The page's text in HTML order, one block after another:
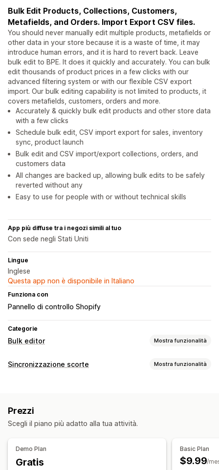
Bulk Edit Products, Collections, Customers,
Metafields, and Orders. Import Export CSV files.
You should never manually edit multiple products, metafields or
other data in your store because it is a waste of time, it may
introduce human errors, and it is hard to revert back. Leave
bulk edit to BPE. It does it quickly and accurately. You can bulk
edit thousands of product prices in a few clicks with our
advanced filtering system or with our flexible CSV export
import. Our bulk editing capability is not limited to products, it
covers metafields, customers, orders and more.
Accurately & quickly bulk edit products and other store data
with a few clicks
Schedule bulk edit, CSV import export for sales, inventory
sync, product launch
Bulk edit and CSV import/export collections, orders, and
customers data
All changes are backed up, allowing bulk edits to be safely
reverted without any
Easy to use for people with or without technical skills
App più diffuse tra i negozi simili al tuo
Con sede negli Stati Uniti
Lingue
Inglese
Questa app non è disponibile in Italiano
Funziona con
Pannello di controllo Shopify
Categorie
Bulk editor Mostra funzionalità
Risorse modificabili
Azioni
Importazione ed esportazione di CSV
Migrazione dei dati
Sincronizzazione dei dati
Ricerca e filtri
Sincronizzazione scorte Mostra funzionalità
Codici a barre
Manuale In blocco In tempo reale Programmata
Prezzi
Scegli il piano più adatto alla tua attività.
Demo Plan
Gratis
Basic Plan
$9.99/